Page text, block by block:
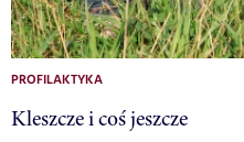
PROFILAKTYKA
Kleszcze i coś jeszcze